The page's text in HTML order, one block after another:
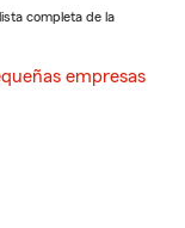
completa de la
empresas